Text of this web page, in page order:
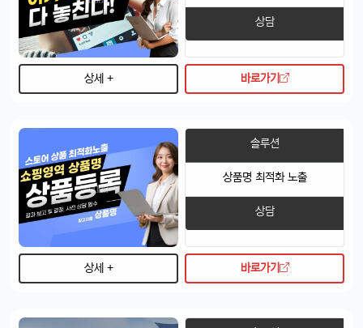
상담
상세 + 바로가기
솔루션
상품명 최적화 노출
상담
상세 + 바로가기
4/14/2025
13:32:50
새로 나온 아이폰 어때용? 기능 많이 좋아졌남?
1 달달구리13:32:50
넹, 카메라 성능 엄청나던데욬ㅋㅋ
13:32:50
맞아요, 특히 야간 모드가 대박임ㄷㄷㄷ
1 빠르밍13:32:50